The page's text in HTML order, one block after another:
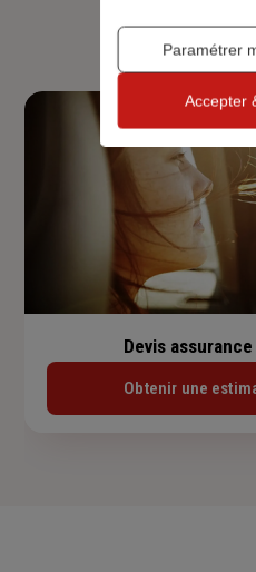
Devis
Obtenir une
Paramétrer
Accepter